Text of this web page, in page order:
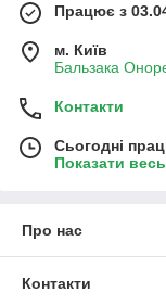
Працює з
м. Київ
Бальзака
Контакти
Сьогодні
Показати
Про нас
Контакти